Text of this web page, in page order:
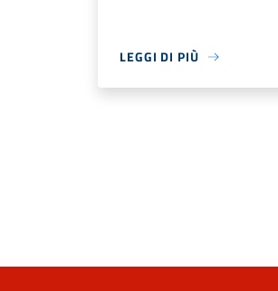
LEGGI DI PIÙ